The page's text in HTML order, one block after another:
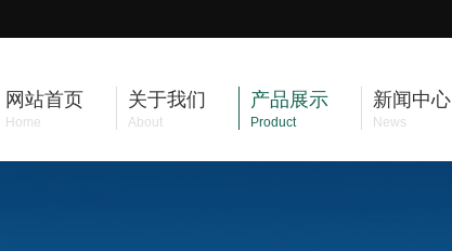
网站首页
Home
关于我们
About
产品展示
Product
新闻中心
News